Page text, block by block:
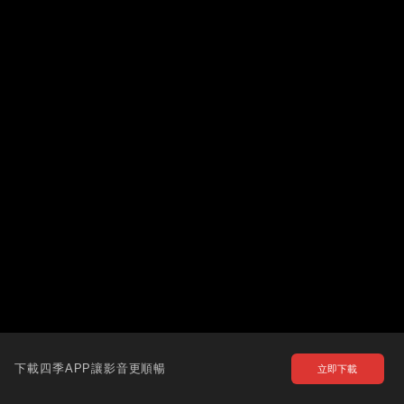
下載四季APP讓影音更順暢 立即下載